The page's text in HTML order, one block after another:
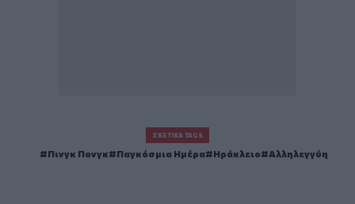
ΣΧΕΤΙΚΆ TAGS
Πινγκ Πονγκ Παγκόσμια Ημέρα Ηράκλειο Αλληλεγγύη